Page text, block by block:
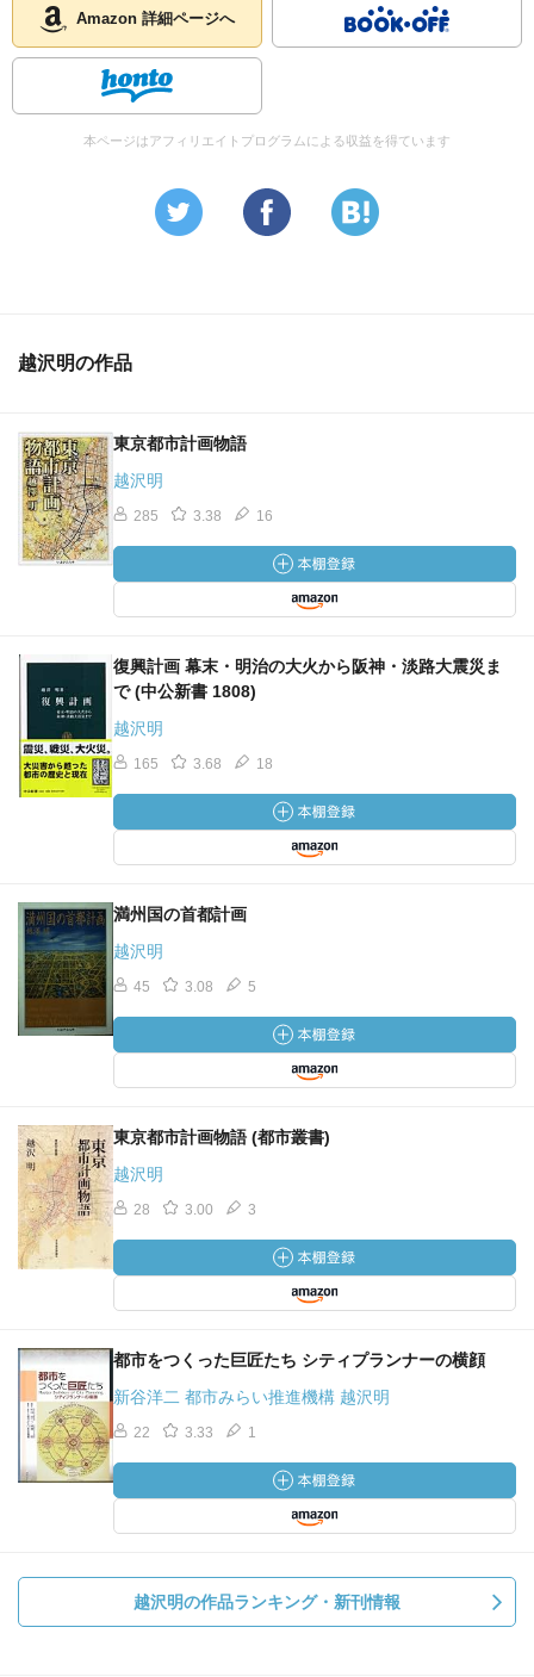
Amazon 詳細ページへ
本ページはアフィリエイトプログラムによる収益を得ています
越沢明の作品
東京都市計画物語
越沢明
285 3.38 16
復興計画 幕末・明治の大火から阪神・淡路大震災ま
で (中公新書 1808)
越沢明
165 3.68 18
満州国の首都計画
越沢明
45 3.08 5
東京都市計画物語 (都市叢書)
越沢明
28 3.00 3
都市をつくった巨匠たち シティプランナーの横顔
新谷洋二 都市みらい推進機構 越沢明
22 3.33 1
越沢明の作品ランキング・新刊情報